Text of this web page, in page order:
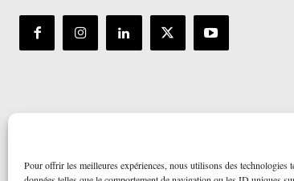
Pour offrir les meilleures expériences, nous utilisons des technologies